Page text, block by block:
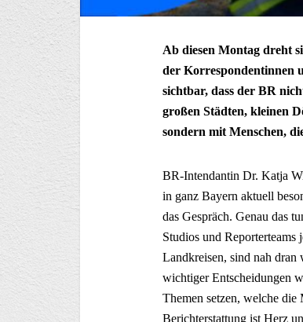
Ab diesen Montag dreht
der Korrespondentinnen
sichtbar, dass der BR
großen Städten, kleinen
sondern mit Menschen,
BR-Intendantin Dr. Katja
in ganz Bayern aktuell
das Gespräch. Genau das
Studios und Reporterteams
Landkreisen, sind nah dran
wichtiger Entscheidungen
Themen setzen, welche
Berichterstattung ist Herz